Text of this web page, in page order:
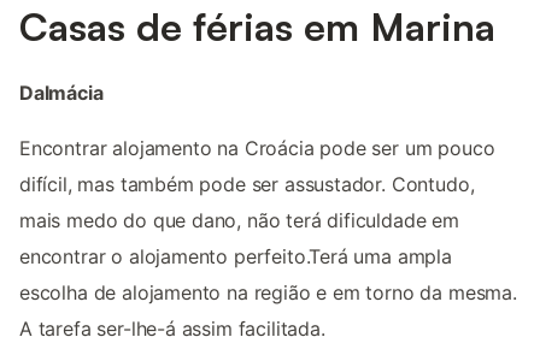
Casas de férias em Marina
Dalmácia
Encontrar alojamento na Croácia pode ser um pouco
difícil, mas também pode ser assustador. Contudo,
mais medo do que dano, não terá dificuldade em
encontrar o alojamento perfeito.Terá uma ampla
escolha de alojamento na região e em torno da mesma.
A tarefa ser-lhe-á assim facilitada.